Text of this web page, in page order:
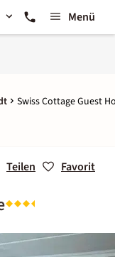
Menü
Swiss Cottage Guest
Teilen Favorit